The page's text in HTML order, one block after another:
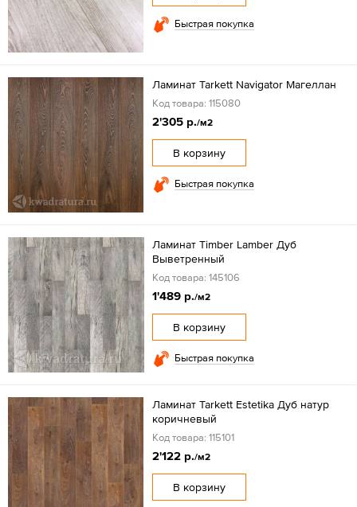
Быстрая покупка
Ламинат Tarkett Navigator Mагеллан
Код товара: 115080
2'305 р./м2
В корзину
Быстрая покупка
Ламинат Timber Lamber Дуб
Выветренный
Код товара: 145106
1'489 р./м2
В корзину
Быстрая покупка
Ламинат Tarkett Estetika Дуб натур
коричневый
Код товара: 115101
2'122 р./м2
В корзину